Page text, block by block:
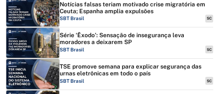
Notícias falsas teriam motivado crise migratória em
Ceuta; Espanha amplia expulsões
SBT Brasil SC
Série ‘Êxodo’: Sensação de insegurança leva
moradores a deixarem SP
SBT Brasil SC
TSE promove semana para explicar segurança das
urnas eletrônicas em todo o país
SBT Brasil SC